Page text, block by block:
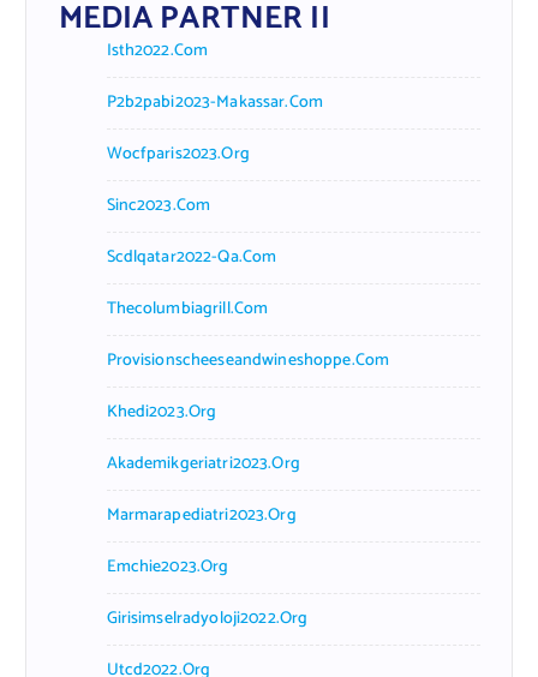
MEDIA PARTNER II
Isth2022.com
P2b2pabi2023-Makassar.com
Wocfparis2023.org
Sinc2023.com
Scdlqatar2022-Qa.com
Thecolumbiagrill.com
Provisionscheeseandwineshoppe.com
Khedi2023.org
Akademikgeriatri2023.org
Marmarapediatri2023.org
Emchie2023.org
Girisimselradyoloji2022.org
Utcd2022.org